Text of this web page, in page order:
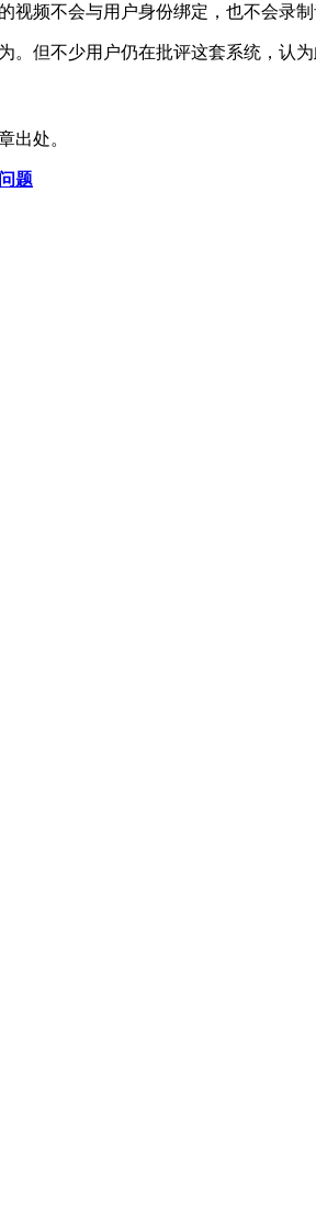
频不会与用户身份绑定，也不会录
但不少用户仍在批评这套系统，认
出处。
题